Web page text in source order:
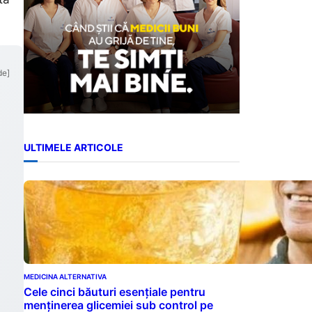
ULTIMELE ARTICOLE
MEDICINA ALTERNATIVA
Cele cinci băuturi esențiale pentru
menținerea glicemiei sub control pe